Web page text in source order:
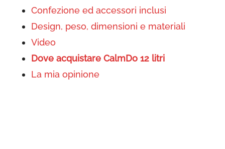
Confezione ed accessori inclusi
Design, peso, dimensioni e materiali
Video
Dove acquistare CalmDo 12 litri
La mia opinione